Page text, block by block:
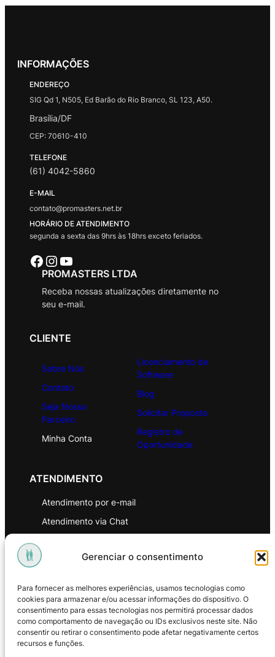
Gerenciar o consentimento
Para fornecer as melhores experiências, usamos tecnologias como
cookies para armazenar e/ou acessar informações do dispositivo. O
consentimento para essas tecnologias nos permitirá processar dados
como comportamento de navegação ou IDs exclusivos neste site. Não
consentir ou retirar o consentimento pode afetar negativamente certos
recursos e funções.
INFORMAÇÕES
ENDEREÇO
SIG Qd 1, N505, Ed Barão do Rio Branco, SL 123, A50.
Brasília/DF
CEP: 70610-410
TELEFONE
(61) 4042-5860
E-MAIL
contato@promasters.net.br
HORÁRIO DE ATENDIMENTO
segunda a sexta das 9hrs às 18hrs exceto feriados.
Facebook Instagram Youtube
PROMASTERS LTDA
Receba nossas atualizações diretamente no
seu e-mail.
CLIENTE
Sobre Nós
Contato
Seja Nosso
Parceiro
Minha Conta
Licenciamento de
Software
Blog
Solicitar Proposta
Registro de
Oportunidade
ATENDIMENTO
Atendimento por e-mail
Atendimento via Chat
Política de Privacidade
Política de Troca e Devoluções
Política de Reembolso